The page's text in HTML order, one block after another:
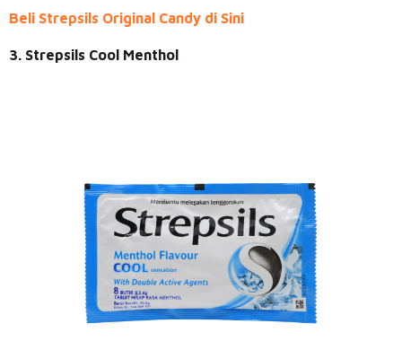
Beli Strepsils Original Candy di Sini
3. Strepsils Cool Menthol